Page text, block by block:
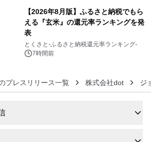
【2026年8月版】ふるさと納税でもら
える『玄米』の還元率ランキングを発
表
とくさと-ふるさと納税還元率ランキング-
7時間前
プレスリリース一覧 株式会社dot ジ